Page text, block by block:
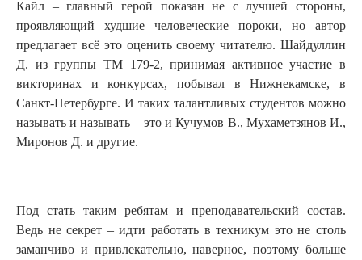
Кайл – главный герой показан не с лучшей стороны,
проявляющий худшие человеческие пороки, но автор
предлагает всё это оценить своему читателю. Шайдуллин
Д. из группы ТМ 179-2, принимая активное участие в
викторинах и конкурсах, побывал в Нижнекамске, в
Санкт-Петербурге. И таких талантливых студентов можно
называть и называть – это и Кучумов В., Мухаметзянов И.,
Миронов Д. и другие.
Под стать таким ребятам и преподавательский состав.
Ведь не секрет – идти работать в техникум это не столь
заманчиво и привлекательно, наверное, поэтому больше